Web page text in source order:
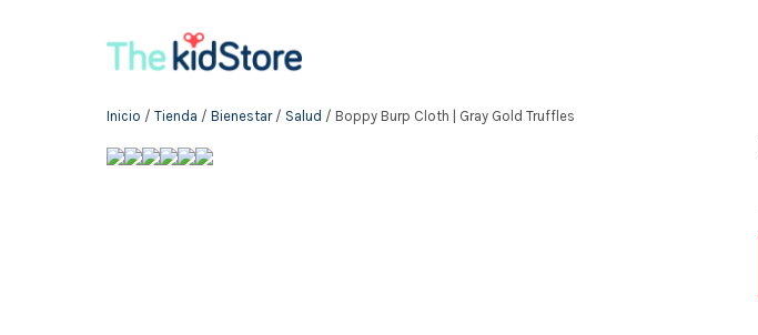
Inicio / Tienda / Bienestar/ Salud / Boppy Burp Cloth | Gray Gold Truffles